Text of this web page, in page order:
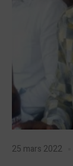
25 mars 2022